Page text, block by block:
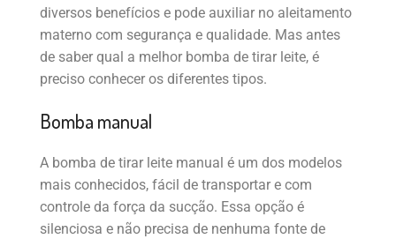
diversos benefícios e pode auxiliar no aleitamento
materno com segurança e qualidade. Mas antes
de saber qual a melhor bomba de tirar leite, é
preciso conhecer os diferentes tipos.
Bomba manual
A bomba de tirar leite manual é um dos modelos
mais conhecidos, fácil de transportar e com
controle da força da sucção. Essa opção é
silenciosa e não precisa de nenhuma fonte de